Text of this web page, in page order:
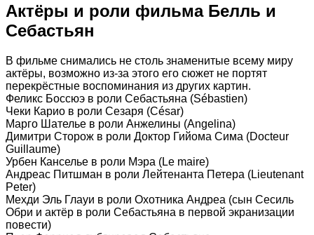
Актёры и роли фильма Белль и
Себастьян
В фильме снимались не столь знаменитые всему миру
актёры, возможно из-за этого его сюжет не портят
перекрёстные воспоминания из других картин.
Феликс Боссюэ в роли Себастьяна (Sébastien)
Чеки Карио в роли Сезаря (César)
Марго Шателье в роли Анжелины (Angelina)
Димитри Сторож в роли Доктор Гийома Сима (Docteur
Guillaume)
Урбен Канселье в роли Мэра (Le maire)
Андреас Питшман в роли Лейтенанта Петера (Lieutenant
Peter)
Мехди Эль Глауи в роли Охотника Андреа (сын Сесиль
Обри и актёр в роли Себастьяна в первой экранизации
повести)